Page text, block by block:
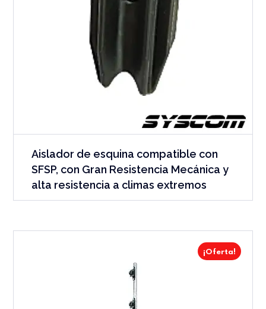
Aislador de esquina compatible con
SFSP, con Gran Resistencia Mecánica y
alta resistencia a climas extremos
¡Oferta!